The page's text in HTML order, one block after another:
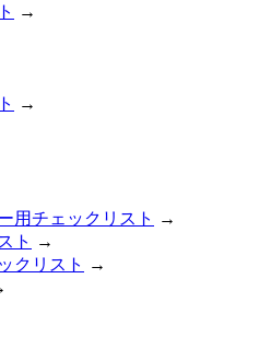
→
→
用チェックリスト
→
ト
→
クリスト
→